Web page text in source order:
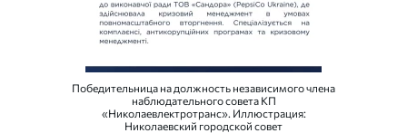
Победительница на должность независимого члена
наблюдательного совета КП
«Николаевлектротранс». Иллюстрация:
Николаевский городской совет